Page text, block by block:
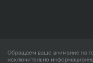
Обращаем ваше внимание на
исключительно